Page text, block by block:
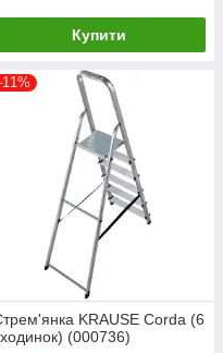
Купити
KRAUSE Corda (6
(000736)